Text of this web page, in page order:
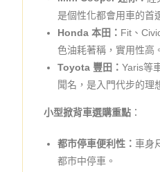
是個性化都會用車的首
Honda 本田： Fit、
色油耗著稱，實用性高。
Toyota 豐田：Yaris等
聞名，是入門代步的理
小型掀背車選購重點 ：
都市停車便利性： 車身
都市中停車。